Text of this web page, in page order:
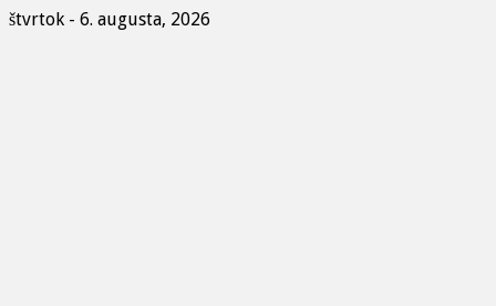
štvrtok - 6. augusta, 2026